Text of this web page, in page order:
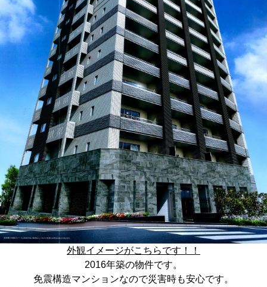
外観イメージがこちらです！！
2016年築の物件です。
免震構造マンションなので災害時も安心です。